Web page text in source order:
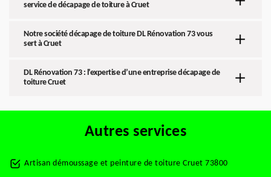
service de décapage de toiture à Cruet
Notre société décapage de toiture DL Rénovation 73 vous
sert à Cruet
DL Rénovation 73 : l’expertise d’une entreprise décapage de
toiture Cruet
Autres services
Artisan démoussage et peinture de toiture Cruet 73800